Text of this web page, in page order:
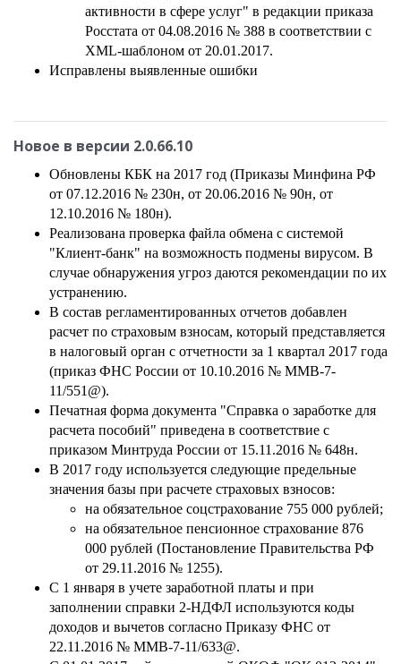
активности в сфере услуг" в редакции приказа
Росстата от 04.08.2016 № 388 в соответствии с
XML-шаблоном от 20.01.2017.
Исправлены выявленные ошибки
Новое в версии 2.0.66.10
Обновлены КБК на 2017 год (Приказы Минфина РФ
от 07.12.2016 № 230н, от 20.06.2016 № 90н, от
12.10.2016 № 180н).
Реализована проверка файла обмена с системой
"Клиент-банк" на возможность подмены вирусом. В
случае обнаружения угроз даются рекомендации по их
устранению.
В состав регламентированных отчетов добавлен
расчет по страховым взносам, который представляется
в налоговый орган с отчетности за 1 квартал 2017 года
(приказ ФНС России от 10.10.2016 № ММВ-7-
11/551@).
Печатная форма документа "Справка о заработке для
расчета пособий" приведена в соответствие с
приказом Минтруда России от 15.11.2016 № 648н.
В 2017 году используется следующие предельные
значения базы при расчете страховых взносов:
на обязательное соцстрахование 755 000 рублей;
на обязательное пенсионное страхование 876
000 рублей (Постановление Правительства РФ
от 29.11.2016 № 1255).
С 1 января в учете заработной платы и при
заполнении справки 2-НДФЛ используются коды
доходов и вычетов согласно Приказу ФНС от
22.11.2016 № ММВ-7-11/633@.